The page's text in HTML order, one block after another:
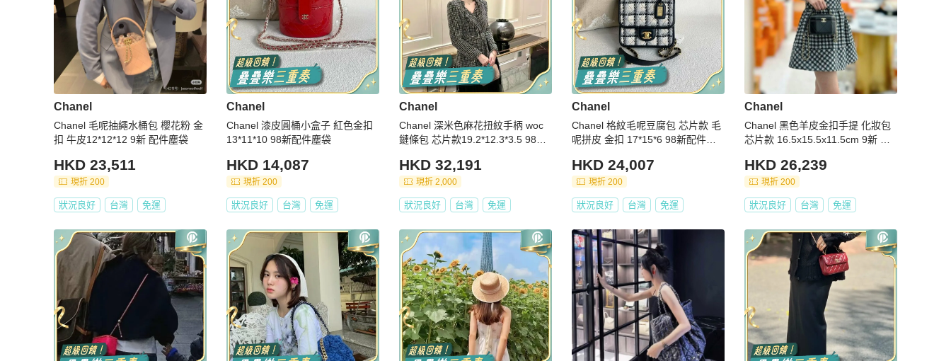
Chanel
Chanel 毛呢抽繩水桶包 櫻花粉 金
扣 牛皮12*12*12 9新 配件塵袋
HKD 23,511
現折 200
狀況良好 台灣 免運
Chanel
Chanel 漆皮圓桶小盒子 紅色金扣
13*11*10 98新配件塵袋
HKD 14,087
現折 200
狀況良好 台灣 免運
Chanel
Chanel 深米色麻花扭紋手柄 woc
鏈條包 芯片款19.2*12.3*3.5 98新
HKD 32,191
現折 2,000
狀況良好 台灣 免運
Chanel
Chanel 格紋毛呢豆腐包 芯片款 毛
呢拼皮 金扣 17*15*6 98新配件塵
HKD 24,007
現折 200
狀況良好 台灣 免運
Chanel
Chanel 黑色羊皮金扣手提 化妝包
芯片款 16.5x15.5x11.5cm 9新 配
HKD 26,239
現折 200
狀況良好 台灣 免運